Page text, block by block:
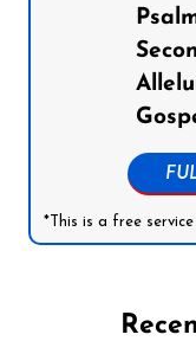
*This is a free